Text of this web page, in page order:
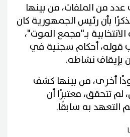
من الملفات، من بينها
بأن رئيس الجمهورية كان
بـ"مجمع الموت"،
أحكام سجنية في
بإيقاف نشاطه.
أخرى، من بينها كشف
تتحقق، معتبرًا أن
التعهد به سابقًا.